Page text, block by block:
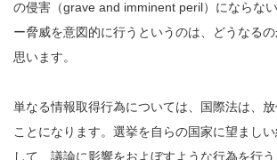
の侵害（grave and imminent peril）にならな
ー脅威を意図的に行うというのは、どうなる
思います。
単なる情報取得行為については、国際法は、
ことになります。選挙を自らの国家に望まし
して、議論に影響をおよぼすような行為を行